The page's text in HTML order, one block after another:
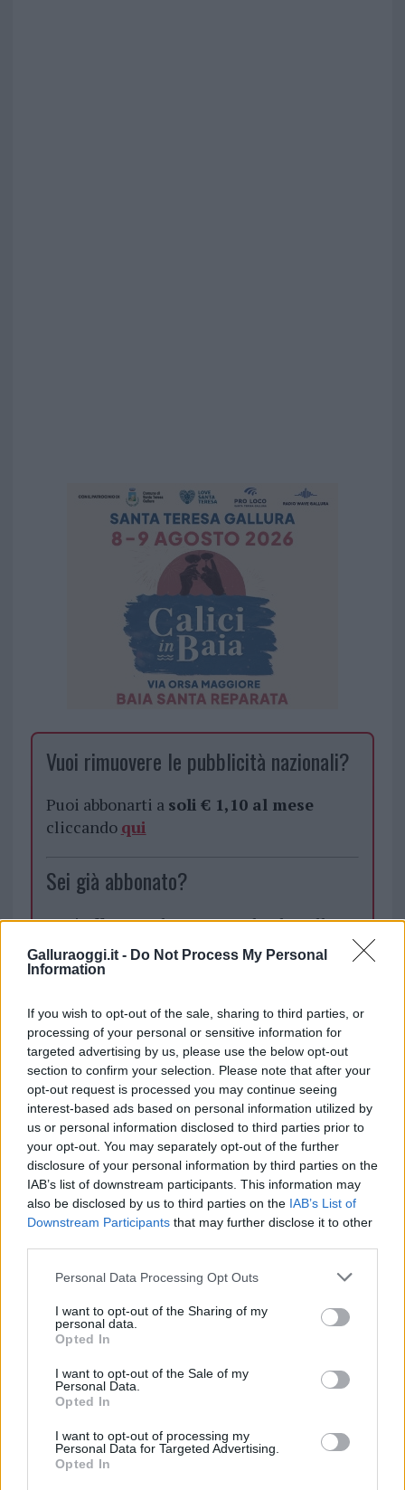
Galluraoggi.it - Do Not Process My Personal
Information
If you wish to opt-out of the sale, sharing to third parties, or
processing of your personal or sensitive information for
targeted advertising by us, please use the below opt-out
section to confirm your selection. Please note that after your
opt-out request is processed you may continue seeing
interest-based ads based on personal information utilized by
us or personal information disclosed to third parties prior to
your opt-out. You may separately opt-out of the further
disclosure of your personal information by third parties on the
IAB’s list of downstream participants. This information may
also be disclosed by us to third parties on the IAB’s List of
Downstream Participants that may further disclose it to other
Please note that this website/app uses one or more Google
not limited to your visit or usage behaviour. You may click to
grant or deny consent to Google and its third-party tags to
use your data for below specified purposes in below Google
consent section.
Personal Data Processing Opt Outs
I want to opt-out of the Sharing of my
personal data.
Opted In
I want to opt-out of the Sale of my
Personal Data.
Opted In
I want to opt-out of processing my
Personal Data for Targeted Advertising.
Opted In
Vuoi rimuovere le pubblicità nazionali?
Puoi abbonarti a soli € 1,10 al mese
cliccando qui
Sei già abbonato?
Puoi effettuare l'accesso andando nella
sezione Login dal menù del sito o
cliccando
TEMI: Bernardo Demuro Stadio Tempio
Inviaci le tue segnalazioni,
i tuoi video e le tue foto
Su WhatsApp al numero +39
345 356 7512
GalluraOggi.it
Ricevi le nostre ultime news
daGoogle News